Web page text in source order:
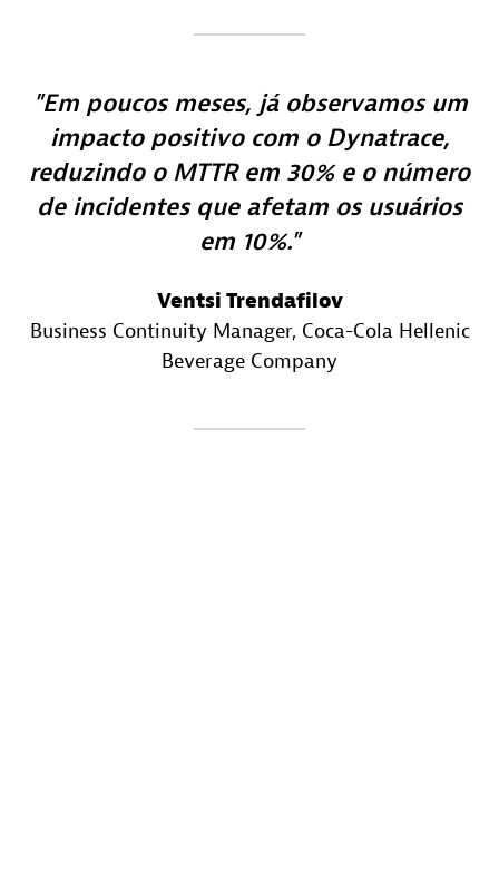
Em poucos meses, já observamos um
impacto positivo com o Dynatrace,
reduzindo o MTTR em 30% e o número
de incidentes que afetam os usuários
em 10%.
Ventsi Trendafilov
Business Continuity Manager, Coca-Cola Hellenic
Beverage Company